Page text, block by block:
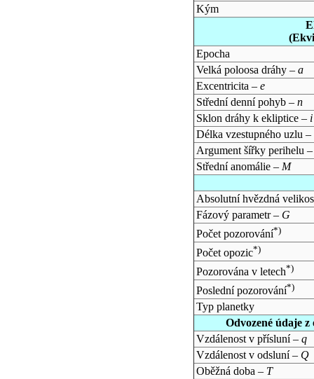
Kým
Epocha
Velká poloosa dráhy – a
Excentricita – e
Střední denní pohyb – n
Sklon dráhy k ekliptice – i
Délka vzestupného uzlu –
Argument šířky perihelu
Střední anomálie – M
Absolutní hvězdná
Fázový parametr – G
Počet pozorování*)
Počet opozic*)
Pozorována v letech*)
Poslední pozorování*)
Typ planetky
Odvozené údaje
Vzdálenost v přísluní – q
Vzdálenost v odsluní – Q
Oběžná doba – T